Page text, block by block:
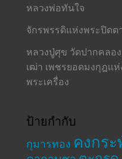
หลวงพ่อทันใจ
จักรพรรดิแห่งพระปิดต
หลวงปู่ศุข วัดปากคลอ
เฒ่า เพชรยอดมงกุฎแห่
พระเครื่อง
ป้ายกำกับ
กุมารทอง คงกร